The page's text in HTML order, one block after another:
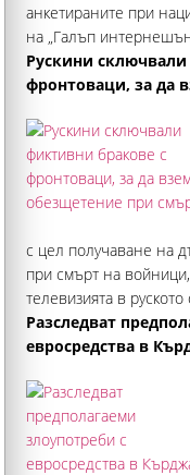
анкетираните при
на „Галъп
24 юли – 4 август
президентът Илияна
Рускини
фронтоваци, за да
с цел получаване на
при смърт на
телевизията в
терминът "черни
Разследват
евросредства в